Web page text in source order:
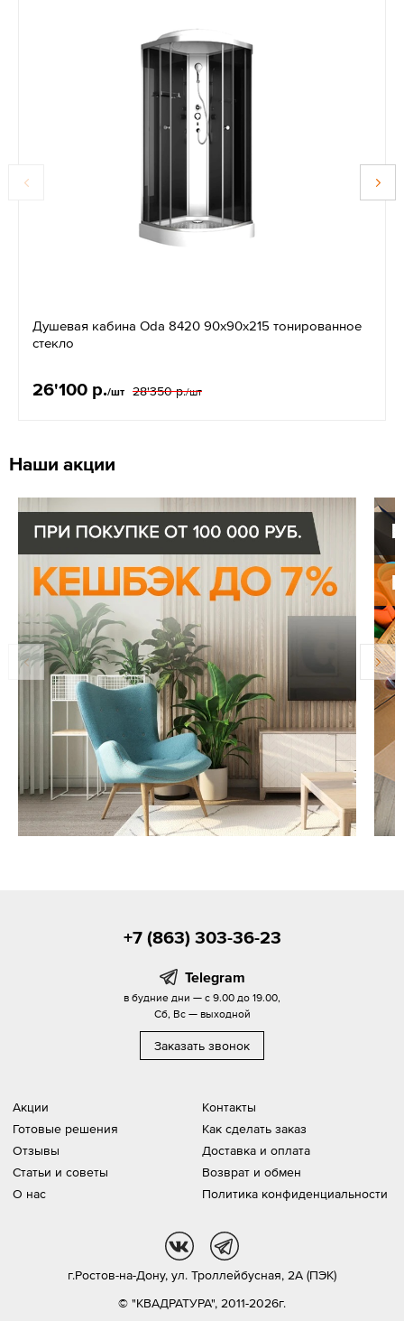
Душевая кабина Oda 8420 90х90х215 тонированное
стекло
26'100 р./шт 28'350 р./шт
Наши акции
Акции
Готовые решения
Отзывы
Статьи и советы
О нас
Контакты
Как сделать заказ
Доставка и оплата
Возврат и обмен
Политика конфиденциальности
+7 (863) 303-36-23
Telegram
в будние дни — с 9.00 до 19.00,
Сб, Вс — выходной
Заказать звонок
© "КВАДРАТУРА", 2011-2026г.
г.Ростов-на-Дону, ул. Троллейбусная, 2А (ПЭК)